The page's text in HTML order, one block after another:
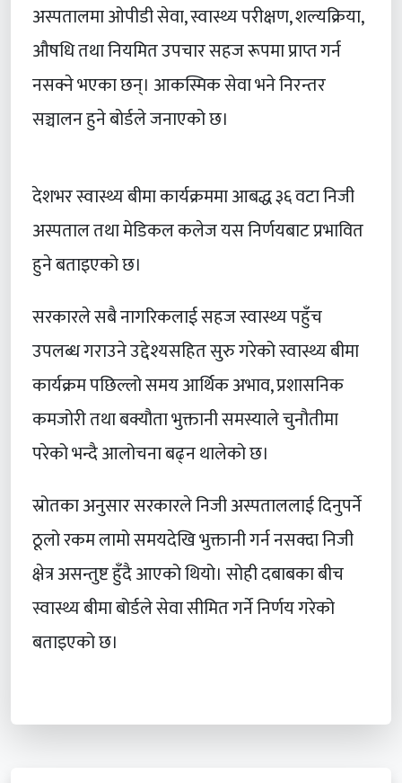
अस्पतालमा ओपीडी सेवा, स्वास्थ्य परीक्षण, शल्यक्रिया,
औषधि तथा नियमित उपचार सहज रूपमा प्राप्त गर्न
नसक्ने भएका छन्। आकस्मिक सेवा भने निरन्तर
सञ्चालन हुने बोर्डले जनाएको छ।
देशभर स्वास्थ्य बीमा कार्यक्रममा आबद्ध ३६ वटा निजी
अस्पताल तथा मेडिकल कलेज यस निर्णयबाट प्रभावित
हुने बताइएको छ।
सरकारले सबै नागरिकलाई सहज स्वास्थ्य पहुँच
उपलब्ध गराउने उद्देश्यसहित सुरु गरेको स्वास्थ्य बीमा
कार्यक्रम पछिल्लो समय आर्थिक अभाव, प्रशासनिक
कमजोरी तथा बक्यौता भुक्तानी समस्याले चुनौतीमा
परेको भन्दै आलोचना बढ्न थालेको छ।
स्रोतका अनुसार सरकारले निजी अस्पताललाई दिनुपर्ने
ठूलो रकम लामो समयदेखि भुक्तानी गर्न नसक्दा निजी
क्षेत्र असन्तुष्ट हुँदै आएको थियो। सोही दबाबका बीच
स्वास्थ्य बीमा बोर्डले सेवा सीमित गर्ने निर्णय गरेको
बताइएको छ।